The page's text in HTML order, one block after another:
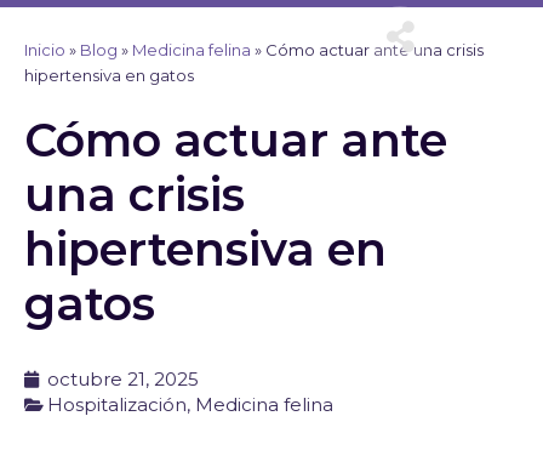
Ir
contenido
Inicio » Blog » Medicina felina » Cómo actuar ante una crisis
hipertensiva en gatos
Cómo actuar ante
una crisis
hipertensiva en
gatos
octubre 21, 2025
Hospitalización, Medicina felina